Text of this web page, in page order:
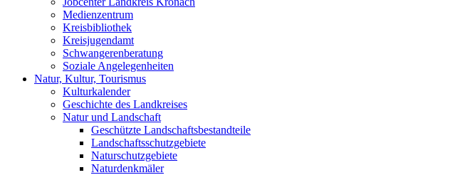
Medienzentrum
Kreisbibliothek
Kreisjugendamt
Schwangerenberatung
Soziale Angelegenheiten
Natur, Kultur, Tourismus
Kulturkalender
Geschichte des Landkreises
Natur und Landschaft
Geschützte Landschaftsbestandteile
Landschaftsschutzgebiete
Naturschutzgebiete
Naturdenkmäler